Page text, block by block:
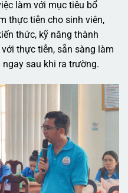
làm với mục tiêu bổ
thực tiễn cho sinh viên,
thức, kỹ năng thành
thực tiễn, sẵn sàng làm
sau khi ra trường.